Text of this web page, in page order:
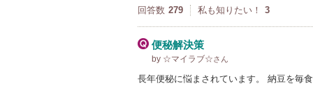
回答数 279 私も知りたい！ 3
便秘解決策
by ☆マイラブ☆さん
長年便秘に悩まされています。 納豆を毎